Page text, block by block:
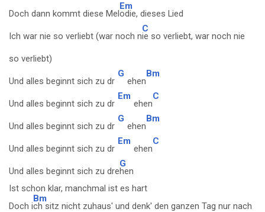
Doch dann kommt diese Mel
Em
odie, dieses Lied
Ich war nie so verliebt (war noch n
C
ie so verliebt, war noch nie
so verliebt)
Und alles beginnt sich zu dr
G
ehen
Bm
Und alles beginnt sich zu dr
Em
ehen
C
Und alles beginnt sich zu dr
G
ehen
Bm
Und alles beginnt sich zu dr
Em
ehen
C
Und alles beginnt sich zu dre
G
hen
Ist schon klar, manchmal ist es hart
Doch i
Bm
ch sitz nicht zuhaus' und denk' den ganzen Tag nur nach